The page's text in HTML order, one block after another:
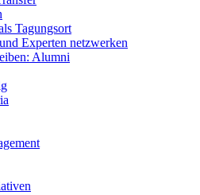
Tagungsort
Experten netzwerken
Alumni